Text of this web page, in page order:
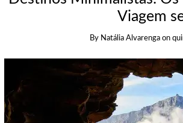
Viagem
By Natália Alvarenga on